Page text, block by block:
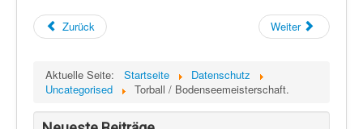
Zurück Weiter
Aktuelle Seite: Startseite
Datenschutz
Uncategorised
Torball / Bodenseemeisterschaft.